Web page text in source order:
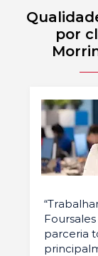
por
parceria